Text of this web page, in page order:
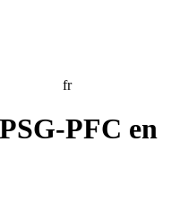
fr
PFC en